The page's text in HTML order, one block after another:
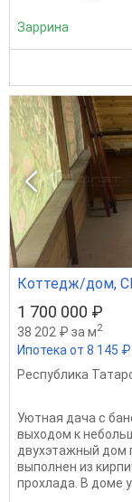
Заррина
Коттедж/дом,
1 700 000 ₽
38 202 ₽ за м2
Ипотека от 8 145
Республика
Уютная дача с
выходом к
двухэтажный дом
выполнен из
прохлада. В доме